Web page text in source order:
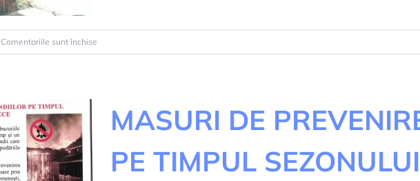
Comentariile sunt închise
Masuri
incendiilor
timpul
sezonului
MASURI DE
PE TIMPUL